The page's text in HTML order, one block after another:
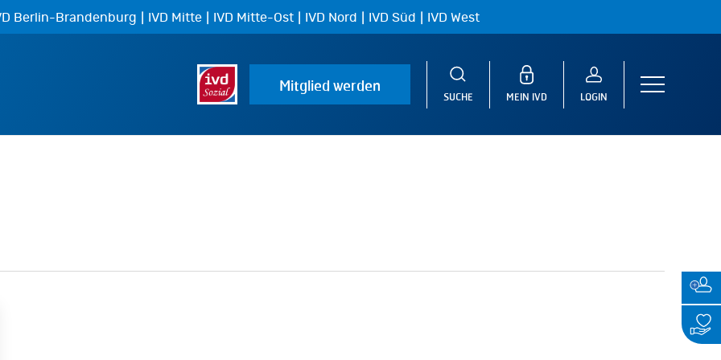
Berlin-Brandenburg | IVD Mitte | IVD Mitte-Ost | IVD Nord | IVD Süd | IVD West
Mitglied werden
SUCHE MEIN IVD LOGIN
Menu